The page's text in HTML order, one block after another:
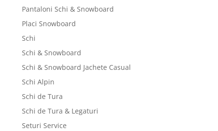
Pantaloni Schi & Snowboard
Placi Snowboard
Schi
Schi & Snowboard
Schi & Snowboard Jachete Casual
Schi Alpin
Schi de Tura
Schi de Tura & Legaturi
Seturi Service